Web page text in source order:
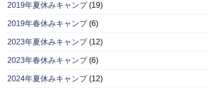
2019年夏休みキャンプ(19)
2019年春休みキャンプ(6)
2023年夏休みキャンプ(12)
2023年春休みキャンプ(6)
2024年夏休みキャンプ(12)